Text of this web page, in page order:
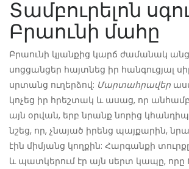
Տամբուրելոն
Բրաունի մահը
Բրաունի կյանքից կարճ ժամանակ անց
սոցցանցեր հայտնեց իր հանգուցյալ
սրտանց ուղերձով: Մարտահրավեր
կոչեց իր հրեշտակ և ասաց, որ
այն օրվան, երբ նրանք նորից
նշեց, որ, չնայած իրենց պայքարին,
էին միմյանց կողքին: Հարգանքի
և պատկերում էր այն սերտ կապը, որը